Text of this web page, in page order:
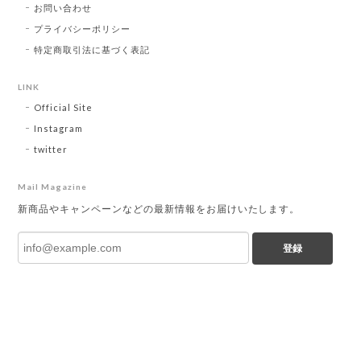
お問い合わせ
プライバシーポリシー
特定商取引法に基づく表記
LINK
Official Site
Instagram
twitter
Mail Magazine
新商品やキャンペーンなどの最新情報をお届けいたします。
登録